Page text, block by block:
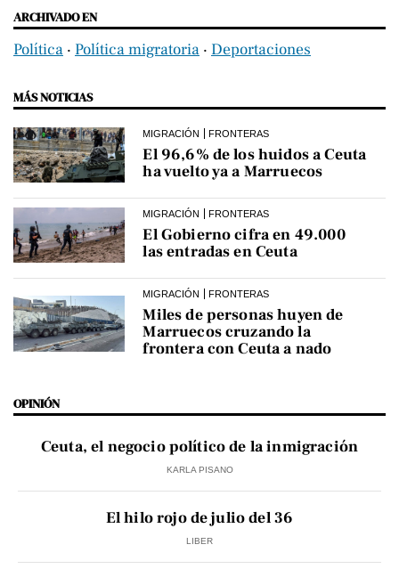
ARCHIVADO EN
Política ‧ Política migratoria ‧ Deportaciones
MÁS NOTICIAS
MIGRACIÓN FRONTERAS
El 96,6% de los huidos a Ceuta
ha vuelto ya a Marruecos
MIGRACIÓN FRONTERAS
El Gobierno cifra en 49.000
las entradas en Ceuta
MIGRACIÓN FRONTERAS
Miles de personas huyen de
Marruecos cruzando la
frontera con Ceuta a nado
OPINIÓN
Ceuta, el negocio político de la inmigración
KARLA PISANO
El hilo rojo de julio del 36
LIBER